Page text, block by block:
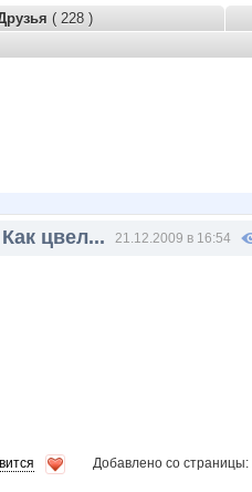
( 228 )
цвел... 21.12.2009 в 16:54
Добавлено со страницы: